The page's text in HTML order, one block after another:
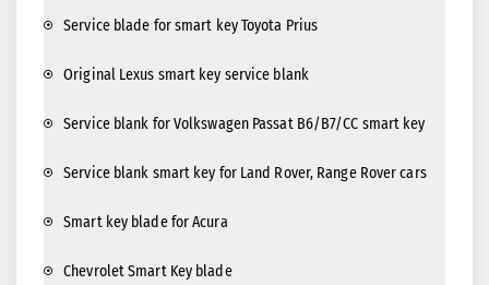
Service blade for smart key Toyota Prius
Original Lexus smart key service blank
Service blank for Volkswagen Passat B6/B7/CC smart key
Service blank smart key for Land Rover, Range Rover cars
Smart key blade for Acura
Chevrolet Smart Key blade